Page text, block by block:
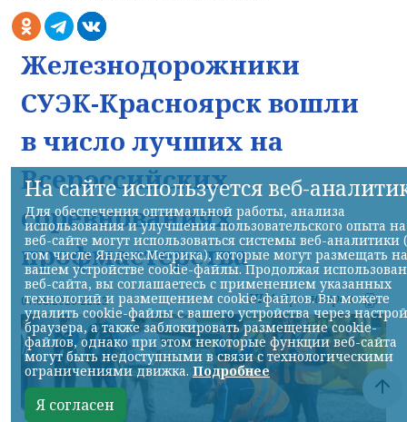
Железнодорожники
СУЭК-Красноярск вошли
в число лучших на
Всероссийских
соревнованиях
профмастерства
07.08.2026 22:13 НИА-Красноярск
На сайте используется веб-
Для обеспечения оптимальной работы, анализа
использования и улучшения пользовательского опыта на
веб-сайте могут использоваться системы веб-аналитики
том числе Яндекс.Метрика), которые могут размещать на
вашем устройстве cookie-файлы. Продолжая
веб-сайта, вы соглашаетесь с применением указанных
технологий и размещением cookie-файлов. Вы можете
удалить cookie-файлы с вашего устройства через
браузера, а также заблокировать размещение cookie-
файлов, однако при этом некоторые функции веб-сайта
могут быть недоступными в связи с технологическими
ограничениями движка. Подробнее
Я согласен